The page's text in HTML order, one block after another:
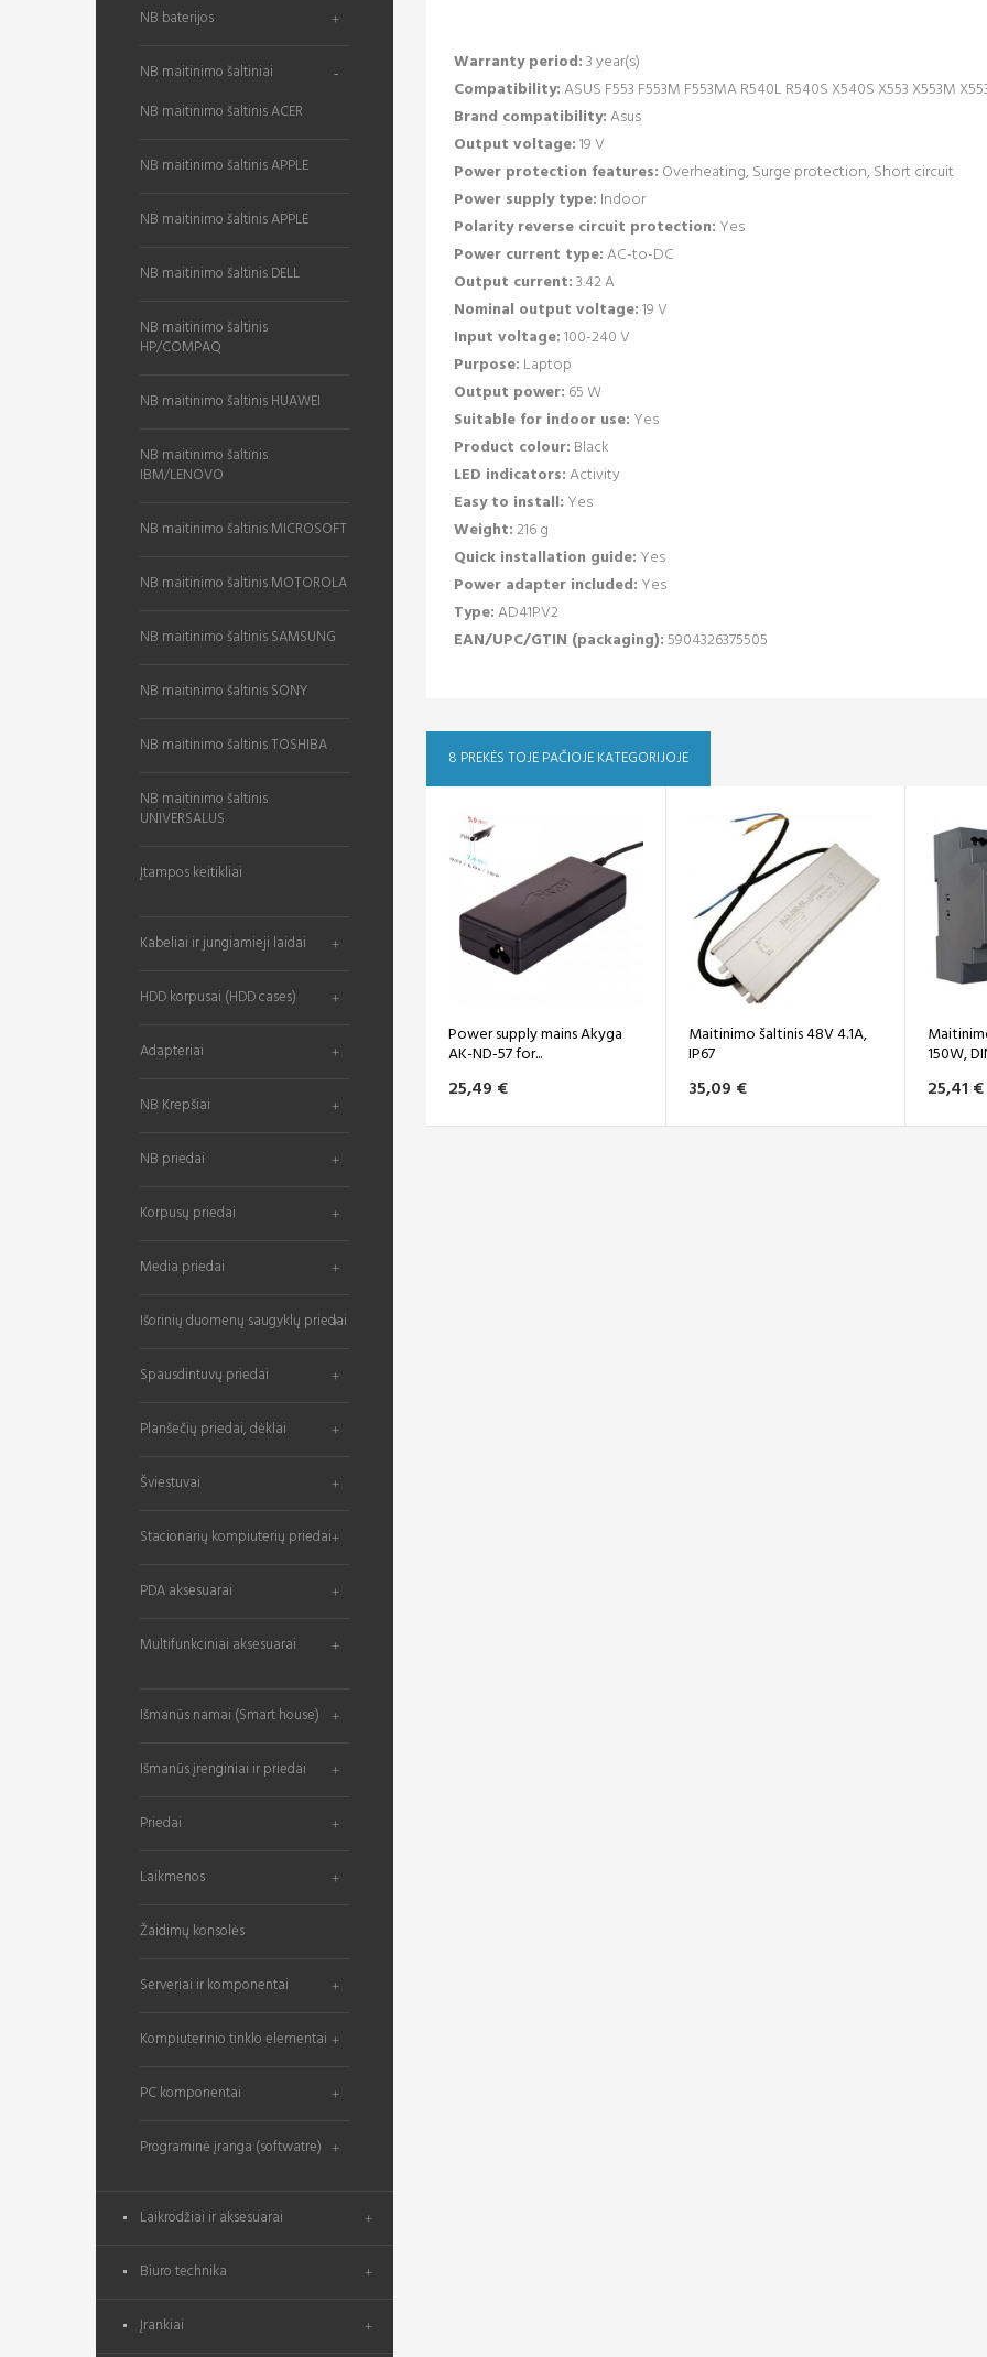
NB baterijos
NB maitinimo šaltiniai
NB maitinimo šaltinis ACER
NB maitinimo šaltinis APPLE
NB maitinimo šaltinis APPLE
NB maitinimo šaltinis DELL
NB maitinimo šaltinis
HP/COMPAQ
NB maitinimo šaltinis HUAWEI
NB maitinimo šaltinis
IBM/LENOVO
NB maitinimo šaltinis MICROSOFT
NB maitinimo šaltinis MOTOROLA
NB maitinimo šaltinis SAMSUNG
NB maitinimo šaltinis SONY
NB maitinimo šaltinis TOSHIBA
NB maitinimo šaltinis
UNIVERSALUS
Įtampos keitikliai
Kabeliai ir jungiamieji laidai
HDD korpusai (HDD cases)
Adapteriai
NB Krepšiai
NB priedai
Korpusų priedai
Media priedai
Išorinių duomenų saugyklų priedai
Spausdintuvų priedai
Planšečių priedai, dėklai
Šviestuvai
Stacionarių kompiuterių priedai
PDA aksesuarai
Multifunkciniai aksesuarai
Išmanūs namai (Smart house)
Išmanūs įrenginiai ir priedai
Priedai
Laikmenos
Žaidimų konsolės
Serveriai ir komponentai
Kompiuterinio tinklo elementai
PC komponentai
Programinė įranga (softwatre)
Laikrodžiai ir aksesuarai
Biuro technika
Įrankiai
Warranty period:3 year(s)
Compatibility:ASUS F553 F553M F553MA R540L R540S X540S X553 X553M
Brand compatibility:Asus
Output voltage:19 V
Power protection features: Overheating, Surge protection, Short circuit
Power supply type: Indoor
Polarity reverse circuit protection: Yes
Power current type:AC-to-DC
Output current:3.42 A
Nominal output voltage:19 V
Input voltage:100-240 V
Purpose: Laptop
Output power: 65 W
Suitable for indoor use: Yes
Product colour: Black
LED indicators:Activity
Easy to install: Yes
Weight:216 g
Quick installation guide: Yes
Power adapter included: Yes
Type:AD41PV2
EAN/UPC/GTIN (packaging):5904326375505
8 PREKĖS TOJE PAČIOJE KATEGORIJOJE
Power supply mains Akyga
AK-ND-57 for...
25,49 €
Maitinimo šaltinis 48V 4.1A,
IP67
35,09 €
150W,
25,41 €